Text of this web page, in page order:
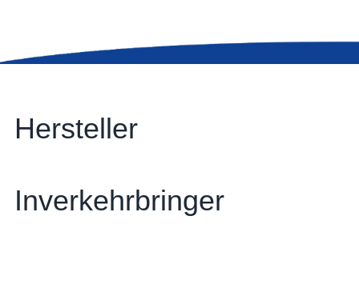
Hersteller
Inverkehrbringer